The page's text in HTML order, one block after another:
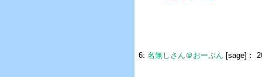
6: 名無しさん＠おーぷん [sage]：